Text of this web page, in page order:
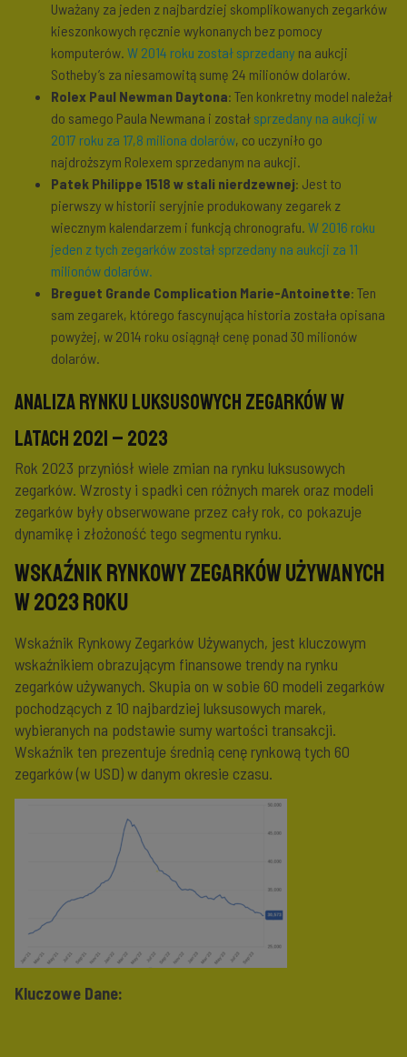
Uważany za jeden z najbardziej skomplikowanych zegarków
kieszonkowych ręcznie wykonanych bez pomocy
komputerów. W 2014 roku został sprzedany na aukcji
Sotheby’s za niesamowitą sumę 24 milionów dolarów.
Rolex Paul Newman Daytona: Ten konkretny model należał
do samego Paula Newmana i został sprzedany na aukcji w
2017 roku za 17,8 miliona dolarów, co uczyniło go
najdroższym Rolexem sprzedanym na aukcji.
Patek Philippe 1518 w stali nierdzewnej: Jest to
pierwszy w historii seryjnie produkowany zegarek z
wiecznym kalendarzem i funkcją chronografu. W 2016 roku
jeden z tych zegarków został sprzedany na aukcji za 11
milionów dolarów.
Breguet Grande Complication Marie-Antoinette: Ten
sam zegarek, którego fascynująca historia została opisana
powyżej, w 2014 roku osiągnął cenę ponad 30 milionów
dolarów.
Analiza rynku luksusowych zegarków w
latach 2021 – 2023
Rok 2023 przyniósł wiele zmian na rynku luksusowych
zegarków. Wzrosty i spadki cen różnych marek oraz modeli
zegarków były obserwowane przez cały rok, co pokazuje
dynamikę i złożoność tego segmentu rynku.
Wskaźnik Rynkowy Zegarków Używanych
w 2023 roku
Wskaźnik Rynkowy Zegarków Używanych, jest kluczowym
wskaźnikiem obrazującym finansowe trendy na rynku
zegarków używanych. Skupia on w sobie 60 modeli zegarków
pochodzących z 10 najbardziej luksusowych marek,
wybieranych na podstawie sumy wartości transakcji.
Wskaźnik ten prezentuje średnią cenę rynkową tych 60
zegarków (w USD) w danym okresie czasu.
Kluczowe Dane: